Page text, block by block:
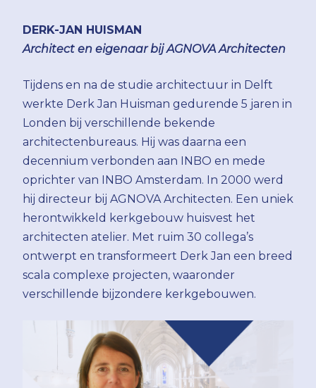
DERK-JAN HUISMAN
Architect en eigenaar bij AGNOVA Architecten
Tijdens en na de studie architectuur in Delft
werkte Derk Jan Huisman gedurende 5 jaren in
Londen bij verschillende bekende
architectenbureaus. Hij was daarna een
decennium verbonden aan INBO en mede
oprichter van INBO Amsterdam. In 2000 werd
hij directeur bij AGNOVA Architecten. Een uniek
herontwikkeld kerkgebouw huisvest het
architecten atelier. Met ruim 30 collega’s
ontwerpt en transformeert Derk Jan een breed
scala complexe projecten, waaronder
verschillende bijzondere kerkgebouwen.